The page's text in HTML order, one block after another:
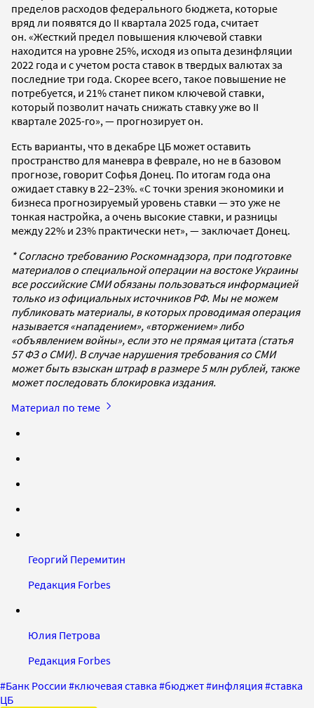
пределов расходов федерального бюджета, которые
вряд ли появятся до II квартала 2025 года, считает
он. «Жесткий предел повышения ключевой ставки
находится на уровне 25%, исходя из опыта дезинфляции
2022 года и с учетом роста ставок в твердых валютах за
последние три года. Скорее всего, такое повышение не
потребуется, и 21% станет пиком ключевой ставки,
который позволит начать снижать ставку уже во II
квартале 2025-го», — прогнозирует он.
Есть варианты, что в декабре ЦБ может оставить
пространство для маневра в феврале, но не в базовом
прогнозе, говорит Софья Донец. По итогам года она
ожидает ставку в 22–23%. «С точки зрения экономики и
бизнеса прогнозируемый уровень ставки — это уже не
тонкая настройка, а очень высокие ставки, и разницы
между 22% и 23% практически нет», — заключает Донец.
* Согласно требованию Роскомнадзора, при подготовке
материалов о специальной операции на востоке Украины
все российские СМИ обязаны пользоваться информацией
только из официальных источников РФ. Мы не можем
публиковать материалы, в которых проводимая операция
называется «нападением», «вторжением» либо
«объявлением войны», если это не прямая цитата (статья
57 ФЗ о СМИ). В случае нарушения требования со СМИ
может быть взыскан штраф в размере 5 млн рублей, также
может последовать блокировка издания.
Материал по теме
Георгий Перемитин
Редакция Forbes
Юлия Петрова
Редакция Forbes
#Банк России #ключевая ставка #бюджет#инфляция #ставка
ЦБ